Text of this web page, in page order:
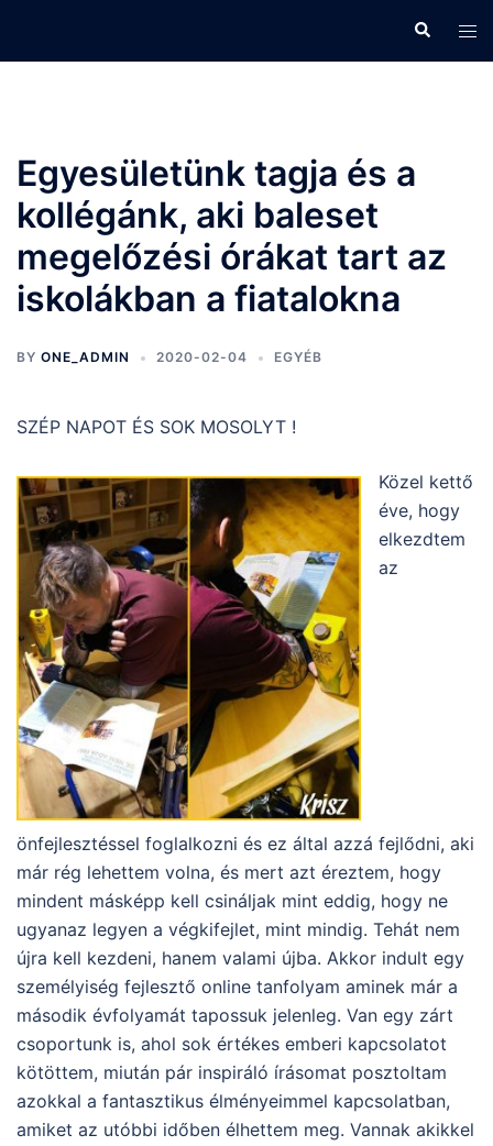
Search
Egyesületünk tagja és a
kollégánk, aki baleset
megelőzési órákat tart az
iskolákban a fiatalokna
BY ONE_ADMIN 2020-02-04 EGYÉB
SZÉP NAPOT ÉS SOK MOSOLYT !
Közel kettő
éve, hogy
elkezdtem
az
önfejlesztéssel foglalkozni és ez által azzá fejlődni, aki
már rég lehettem volna, és mert azt éreztem, hogy
mindent másképp kell csináljak mint eddig, hogy ne
ugyanaz legyen a végkifejlet, mint mindig. Tehát nem
újra kell kezdeni, hanem valami újba. Akkor indult egy
személyiség fejlesztő online tanfolyam aminek már a
második évfolyamát tapossuk jelenleg. Van egy zárt
csoportunk is, ahol sok értékes emberi kapcsolatot
kötöttem, miután pár inspiráló írásomat posztoltam
azokkal a fantasztikus élményeimmel kapcsolatban,
amiket az utóbbi időben élhettem meg. Vannak akikkel